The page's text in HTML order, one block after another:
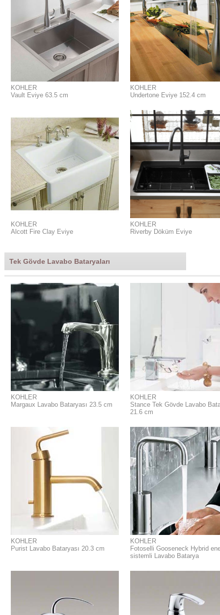
KOHLER
Vault Eviye 63.5 cm
KOHLER
Undertone Eviye 152.4 cm
KOHLER
Alcott Fire Clay Eviye
KOHLER
Riverby Döküm Eviye
Tek Gövde Lavabo Bataryaları
KOHLER
Margaux Lavabo Bataryası 23.5 cm
KOHLER
Stance Tek Gövde Lavabo
21.6 cm
KOHLER
Purist Lavabo Bataryası 20.3 cm
KOHLER
Fotoselli Gooseneck Hybrid
sistemli Lavabo Batarya